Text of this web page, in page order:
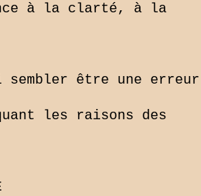
à la clarté, à la
être une erreur
les raisons des